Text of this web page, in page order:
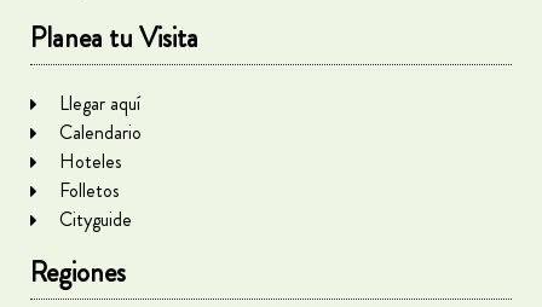
Planea tu Visita
Llegar aquí
Calendario
Hoteles
Folletos
Cityguide
Regiones